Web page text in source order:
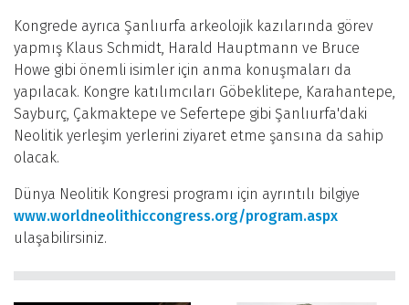
Kongrede ayrıca Şanlıurfa arkeolojik kazılarında görev
yapmış Klaus Schmidt, Harald Hauptmann ve Bruce
Howe gibi önemli isimler için anma konuşmaları da
yapılacak. Kongre katılımcıları Göbeklitepe, Karahantepe,
Sayburç, Çakmaktepe ve Sefertepe gibi Şanlıurfa'daki
Neolitik yerleşim yerlerini ziyaret etme şansına da sahip
olacak.
Dünya Neolitik Kongresi programı için ayrıntılı bilgiye
www.worldneolithiccongress.org/program.aspx
ulaşabilirsiniz.